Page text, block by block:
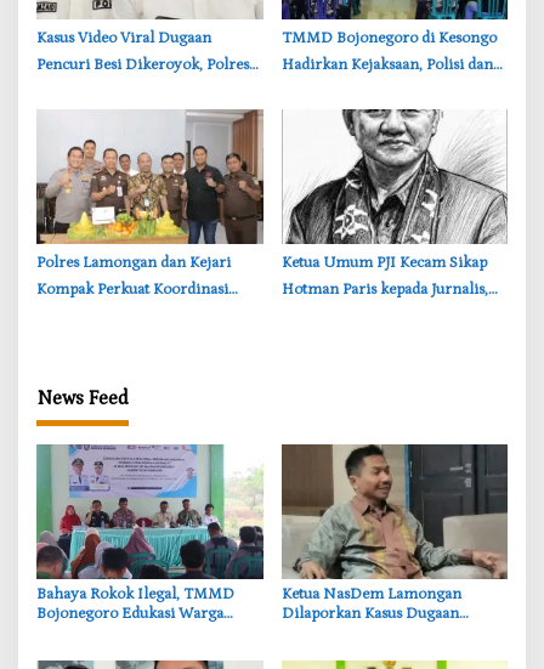
‎Kasus Video Viral Dugaan
Pencuri Besi Dikeroyok, Polres
Pihak Diproses Hukum
‎TMMD Bojonegoro di Kesongo
Hadirkan Kejaksaan, Polisi dan
‎Polres Lamongan dan Kejari
Kompak Perkuat Koordinasi
‎Ketua Umum PJI Kecam Sikap
Hotman Paris kepada Jurnalis,
News Feed
Bahaya Rokok Ilegal, TMMD
Bojonegoro Edukasi Warga
‎Ketua NasDem Lamongan
Dilaporkan Kasus Dugaan